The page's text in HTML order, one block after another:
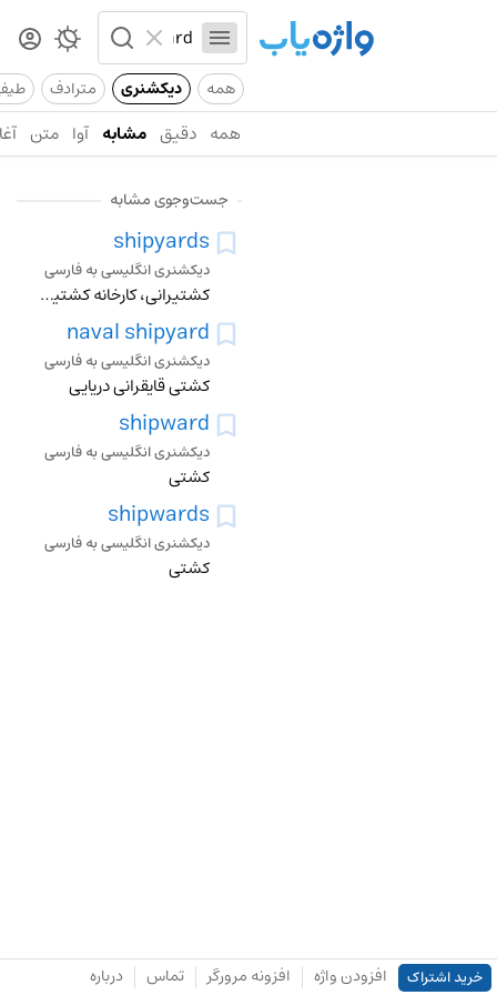
همه دیکشنری مترادف
همه دقیق مشابه آوا متن
جست‌وجوی مشابه
shipyards
دیکشنری انگلیسی به فارسی
کشتیرانی، کارخانه کشتیسازی، محل کشتی سازی
naval shipyard
دیکشنری انگلیسی به فارسی
کشتی قایقرانی دریایی
shipward
دیکشنری انگلیسی به فارسی
کشتی
shipwards
دیکشنری انگلیسی به فارسی
کشتی
خرید اشتراک افزودن واژه افزونه مرورگر تماس درباره